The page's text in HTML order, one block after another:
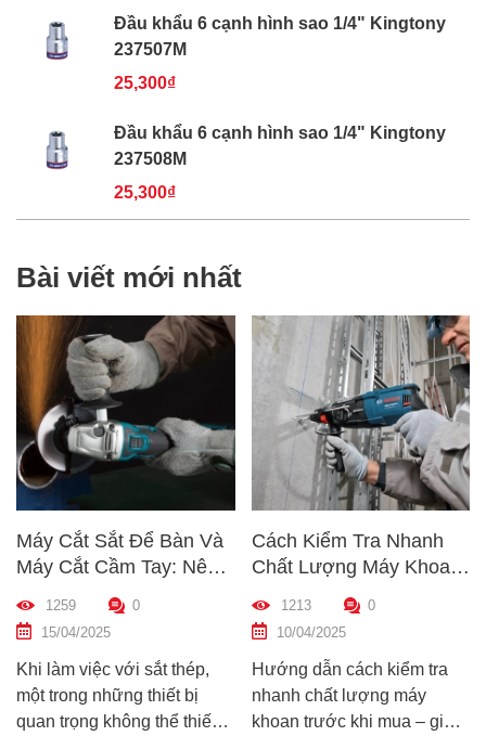
Đầu khẩu 6 cạnh hình sao 1/4" Kingtony
237507M
25,300₫
Đầu khẩu 6 cạnh hình sao 1/4" Kingtony
237508M
25,300₫
Bài viết mới nhất
Máy Cắt Sắt Để Bàn Và
Máy Cắt Cầm Tay: Nên
Chọn Loại Nào Phù Hợp
Nhất?
1259
0
15/04/2025
Khi làm việc với sắt thép,
một trong những thiết bị
quan trọng không thể thiếu
Cách Kiểm Tra Nhanh
Chất Lượng Máy Khoan
Trước Khi Mua – Hướng
Dẫn Chi Tiết Cho Người
Mới
1213
0
10/04/2025
Hướng dẫn cách kiểm tra
nhanh chất lượng máy
khoan trước khi mua – giúp